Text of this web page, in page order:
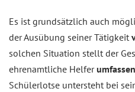
Es ist grundsätzlich auch
der Ausübung seiner Tätigkeit
solchen Situation stellt der
ehrenamtliche Helfer
Schülerlotse untersteht bei